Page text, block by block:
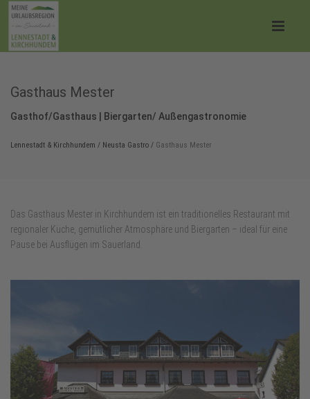
Gasthaus Mester
Gasthof/Gasthaus | Biergarten/ Außengastronomie
Lennestadt & Kirchhundem / Neusta Gastro / Gasthaus Mester
Das Gasthaus Mester in Kirchhundem ist ein traditionelles Restaurant mit
regionaler Küche, gemütlicher Atmosphäre und Biergarten – ideal für eine
Pause bei Ausflügen im Sauerland.